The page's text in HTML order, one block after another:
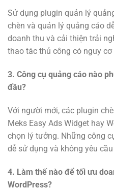
Sử dụng plugin quản lý
chèn và quản lý quảng cáo
doanh thu và cải thiện trải
thao tác thủ công có nguy cơ
3. Công cụ quảng cáo nào
đầu?
Với người mới, các plugin
Meks Easy Ads Widget hay
chọn lý tưởng. Những công
dễ sử dụng và không yêu
4. Làm thế nào để tối ưu
WordPress?